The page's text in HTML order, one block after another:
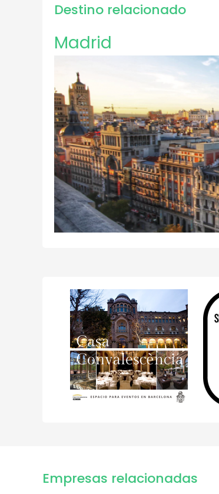
Destino relacionado
Madrid
Empresas relacionadas